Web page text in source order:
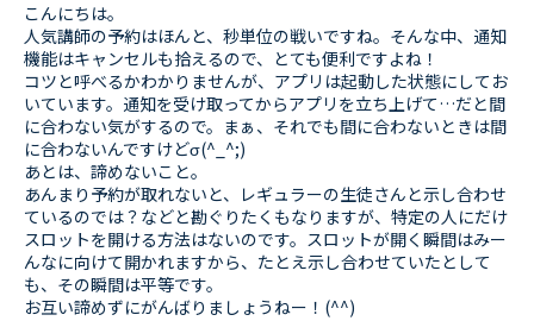
こんにちは。
人気講師の予約はほんと、秒単位の戦いですね。そんな中、通知
機能はキャンセルも拾えるので、とても便利ですよね！
コツと呼べるかわかりませんが、アプリは起動した状態にしてお
いています。通知を受け取ってからアプリを立ち上げて…だと間
に合わない気がするので。まぁ、それでも間に合わないときは間
に合わないんですけどσ(^_^;)
あとは、諦めないこと。
あんまり予約が取れないと、レギュラーの生徒さんと示し合わせ
ているのでは？などと勘ぐりたくもなりますが、特定の人にだけ
スロットを開ける方法はないのです。スロットが開く瞬間はみー
んなに向けて開かれますから、たとえ示し合わせていたとして
も、その瞬間は平等です。
お互い諦めずにがんばりましょうねー！(^^)